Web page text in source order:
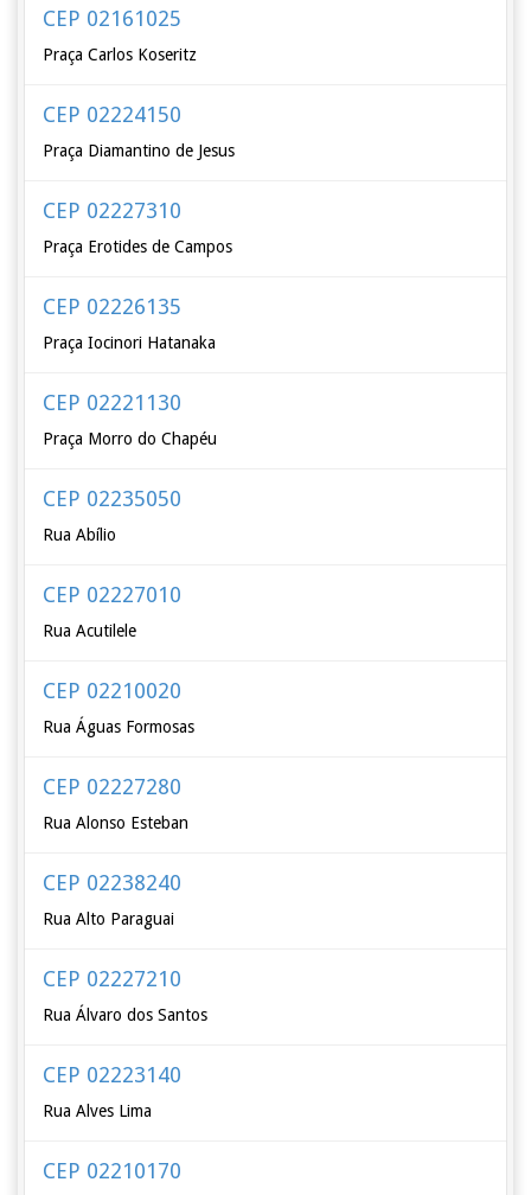
CEP 02161025
Praça Carlos Koseritz
CEP 02224150
Praça Diamantino de Jesus
CEP 02227310
Praça Erotides de Campos
CEP 02226135
Praça Iocinori Hatanaka
CEP 02221130
Praça Morro do Chapéu
CEP 02235050
Rua Abílio
CEP 02227010
Rua Acutilele
CEP 02210020
Rua Águas Formosas
CEP 02227280
Rua Alonso Esteban
CEP 02238240
Rua Alto Paraguai
CEP 02227210
Rua Álvaro dos Santos
CEP 02223140
Rua Alves Lima
CEP 02210170